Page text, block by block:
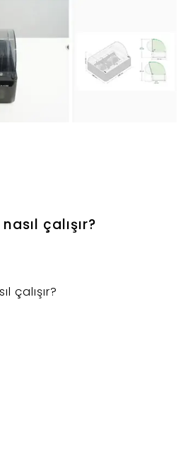
çalışır?
çalışır?